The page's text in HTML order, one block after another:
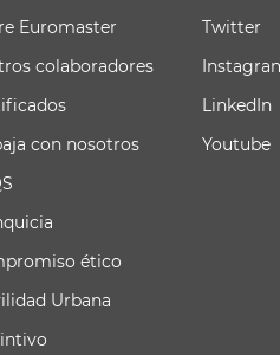
Euromaster
colaboradores
con nosotros
ético
Urbana
Twitter
LinkedIn
Youtube